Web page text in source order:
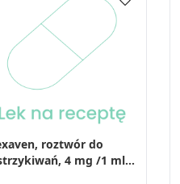
roztwór do
4 mg /1 ml,